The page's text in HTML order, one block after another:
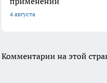
4 августа
Комментарии на этой